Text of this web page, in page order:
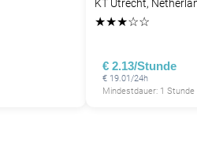
KT Utrecht,
★★★☆☆
€ 2.13/Stunde
€ 19.01/24h
Mindestdauer: 1 Stunde